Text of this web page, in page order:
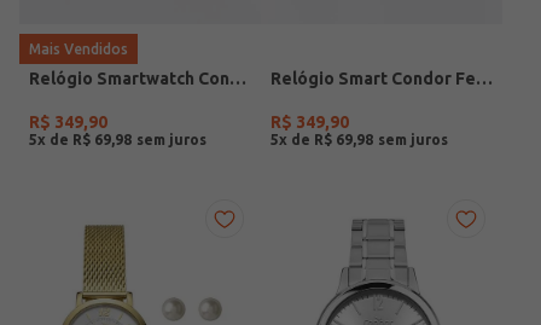
Mais Vendidos
Relógio Smartwatch Condor PRETO
R$ 349,90
5x de R$ 69 98
Relógio Smart Condor Feminino ROSE
R$ 349,90
5x de R$ 69 98